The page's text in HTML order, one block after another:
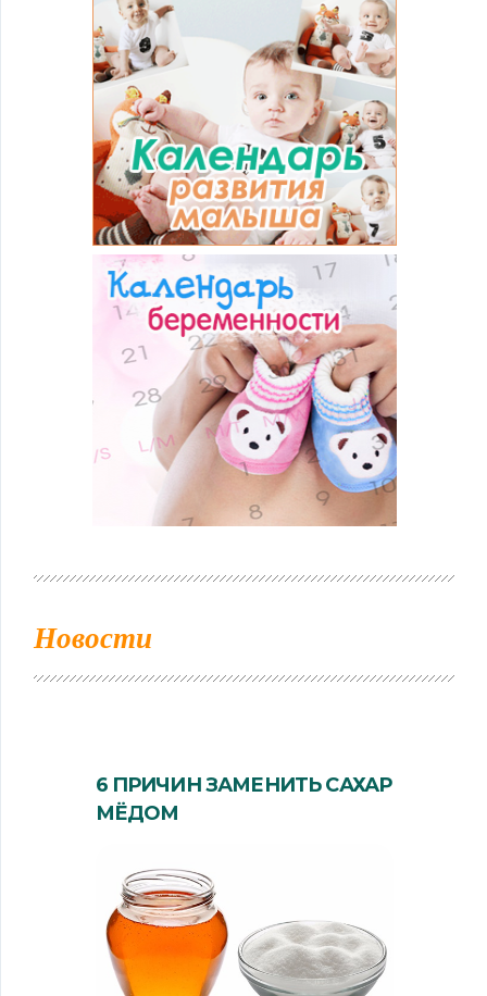
Новости
6 ПРИЧИН ЗАМЕНИТЬ САХАР
МЁДОМ